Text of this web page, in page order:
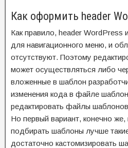
Как оформить header
Как правило, header WordPress
для навигационного меню, и
отсутствуют. Поэтому
может осуществляться либо
вложенные в шаблон
изменения кода в файле
редактировать файлы
Но первый вариант, конечно
подбирать шаблоны лучше
достаточно кастомизировать